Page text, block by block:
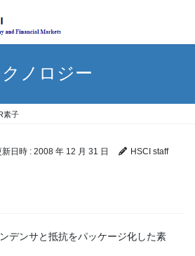
ノロジー
素子
新日時 : 2008 年 12 月 31 日 HSCI staff
デンサと抵抗をパッケージ化した素